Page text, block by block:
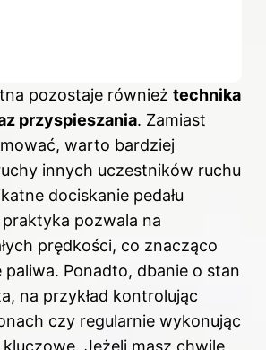
pozostaje również technika
przyspieszania. Zamiast
warto bardziej
innych uczestników ruchu
dociskanie pedału
pozwala na
prędkości, co znacząco
paliwa. Ponadto, dbanie o stan
na przykład kontrolując
czy regularnie wykonując
Jeżeli masz chwilę